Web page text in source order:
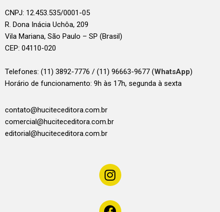
CNPJ: 12.453.535/0001-05
R. Dona Inácia Uchôa, 209
Vila Mariana, São Paulo – SP (Brasil)
CEP: 04110-020
Telefones: (11) 3892-7776 / (11) 96663-9677 (WhatsApp)
Horário de funcionamento: 9h às 17h, segunda à sexta
contato@huciteceditora.com.br
comercial@huciteceditora.com.br
editorial@huciteceditora.com.br